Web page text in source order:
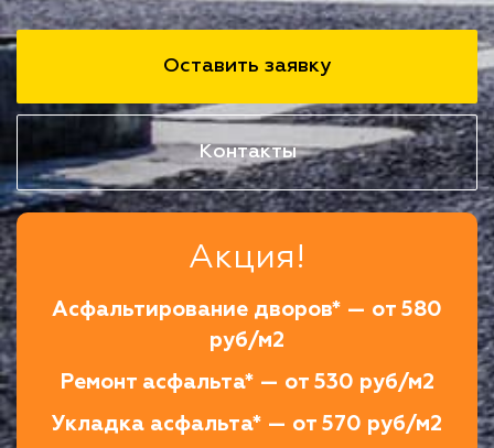
Оставить заявку
Контакты
Акция!
Асфальтирование дворов* — от 580
руб/м2
Ремонт асфальта* — от 530 руб/м2
Укладка асфальта* — от 570 руб/м2